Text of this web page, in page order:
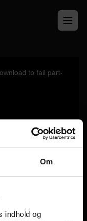
Om
indhold og
to fail part-